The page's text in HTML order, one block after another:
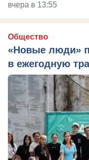
вчера в 13:55
Общество
«Новые люди»
в ежегодную